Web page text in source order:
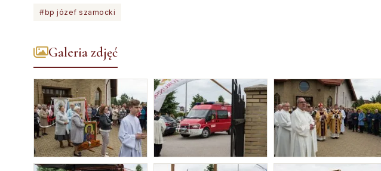
#bp józef szamocki
Galeria zdjęć